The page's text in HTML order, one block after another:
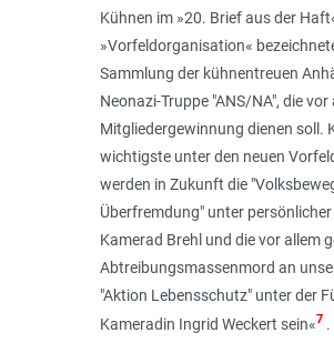
Kühnen im »20. Brief aus der Haft
»Vorfeldorganisation«
Sammlung der kühnentreuen
Neonazi-Truppe "ANS/NA", die vor
Mitgliedergewinnung dienen soll.
wichtigste unter den neuen
werden in Zukunft die
Überfremdung" unter
Kamerad Brehl und die vor allem
Abtreibungsmassenmord an
"Aktion Lebensschutz" unter der
Kameradin Ingrid Weckert sein«7.